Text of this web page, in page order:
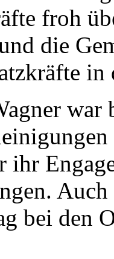
froh
die
ihr
bei den